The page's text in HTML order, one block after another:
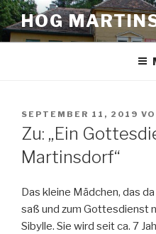
Zum
Inhalt
springen
HOG
VERÖFFENTLICHT
AM
SEPTEMBER 11, 2019
Zu: „Ein
Martinsdorf“
Das kleine Mädchen, das
saß und zum Gottesdienst
Sibylle. Sie wird seit ca. 7